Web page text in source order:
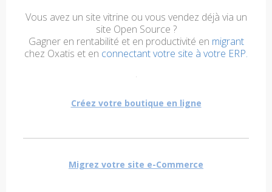
Vous avez un site vitrine ou vous vendez déjà via un
site Open Source ?
Gagner en rentabilité et en productivité en migrant
chez Oxatis et en connectant votre site à votre ERP.
Créez votre boutique en ligne
Migrez votre site e-Commerce